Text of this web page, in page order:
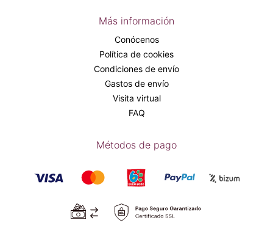
Más información
Conócenos
Política de cookies
Condiciones de envío
Gastos de envío
Visita virtual
FAQ
Métodos de pago